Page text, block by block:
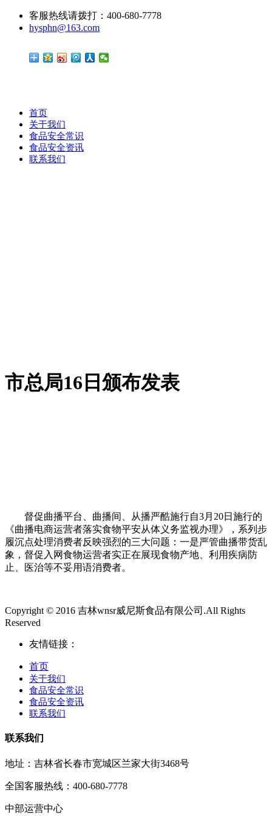
客服热线请拨打：400-680-7778
hysphn@163.com
首页
关于我们
食品安全常识
食品安全资讯
联系我们
市总局16日颁布发表
督促曲播平台、曲播间、从播严酷施行自3月20日施行的
《曲播电商运营者落实食物平安从体义务监视办理》，系列步
履沉点处理消费者反映强烈的三大问题：一是严管曲播带货乱
象，督促入网食物运营者实正在展现食物产地、利用疾病防
止、医治等不妥用语消费者。
Copyright © 2016 吉林wnsr威尼斯食品有限公司.All Rights
Reserved
友情链接：
首页
关于我们
食品安全常识
食品安全资讯
联系我们
联系我们
地址：吉林省长春市宽城区兰家大街3468号
全国客服热线：400-680-7778
中部运营中心